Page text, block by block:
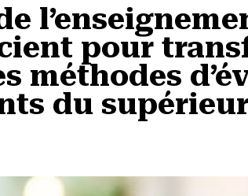
pour
méthodes
du